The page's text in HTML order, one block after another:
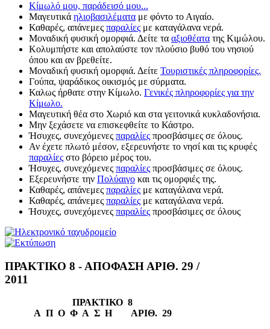
Κίμωλό μου, παράδεισό μου...
Μαγευτικά ηλιοβασιλέματα με φόντο το Αιγαίο.
Καθαρές, απάνεμες παραλίες με καταγάλανα νερά.
Μοναδική φυσική ομορφιά. Δείτε τα αξιοθέατα της Κιμώλου.
Κολυμπήστε και απολαύστε τον πλούσιο βυθό του νησιού
όπου και αν βρεθείτε.
Μοναδική φυσική ομορφιά. Δείτε Τουριστικές πληροφορίες.
Γούπα, ψαράδικος οικισμός με σύρματα.
Καλως ήρθατε στην Κίμωλο. Γενικές πληροφορίες για την
Κίμωλο.
Μαγευτική θέα στο Χωριό και στα γειτονικά κυκλαδονήσια.
Μην ξεχάσετε να επισκεφθείτε το Κάστρο.
Ήσυχες, συνεχόμενες παραλίες προσβάσιμες σε όλους.
Αν έχετε πλωτό μέσον, εξερευνήστε το νησί και τις κρυφές
παραλίες στο βόρειο μέρος του.
Ήσυχες, συνεχόμενες παραλίες προσβάσιμες σε όλους.
Εξερευνήστε την Πολύαιγο και τις ομορφιές της.
Καθαρές, απάνεμες παραλίες με καταγάλανα νερά.
Καθαρές, απάνεμες παραλίες με καταγάλανα νερά.
Ήσυχες, συνεχόμενες παραλίες προσβάσιμες σε όλους
ΠΡΑΚΤΙΚΟ 8 - ΑΠΟΦΑΣΗ ΑΡΙΘ. 29 /
2011
ΠΡΑΚΤΙΚΟ 8
Α Π Ο Φ Α Σ Η ΑΡΙΘ. 29